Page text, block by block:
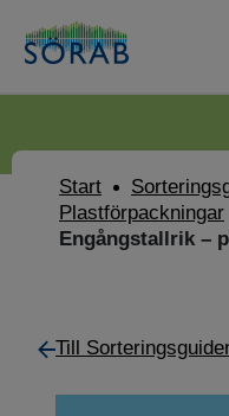
Start
Plastförpackningar
Engångstallrik –
Till